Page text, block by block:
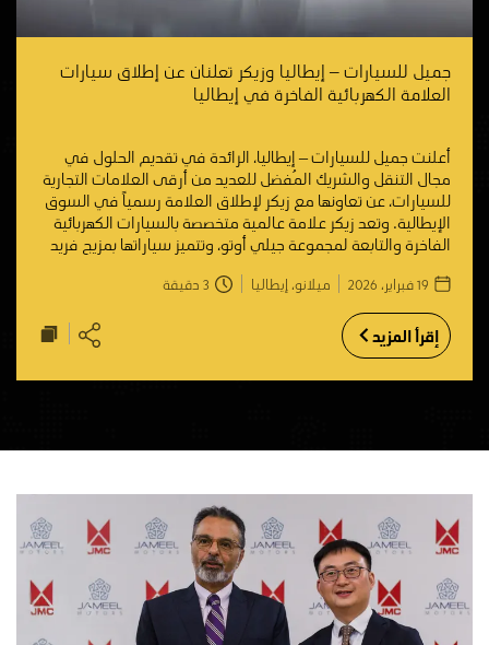
جميل للسيارات – إيطاليا وزيكر تعلنان عن إطلاق سيارات
العلامة الكهربائية الفاخرة في إيطاليا
أعلنت جميل للسيارات – إيطاليا، الرائدة في تقديم الحلول في
مجال التنقل والشريك المُفضل للعديد من أرقى العلامات التجارية
للسيارات، عن تعاونها مع زيكر لإطلاق العلامة رسمياً في السوق
الإيطالية. وتعد زيكر علامة عالمية متخصصة بالسيارات الكهربائية
الفاخرة والتابعة لمجموعة جيلي أوتو، وتتميز سياراتها بمزيج فريد
19 فبراير، 2026 ميلانو، إيطاليا 3 دقيقة
إقرأ المزيد